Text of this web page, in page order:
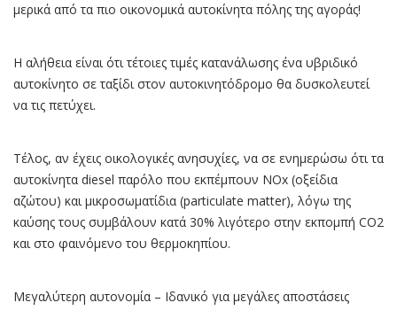
μερικά από τα πιο οικονομικά αυτοκίνητα πόλης της αγοράς!
Η αλήθεια είναι ότι τέτοιες τιμές κατανάλωσης ένα υβριδικό
αυτοκίνητο σε ταξίδι στον αυτοκινητόδρομο θα δυσκολευτεί
να τις πετύχει.
Τέλος, αν έχεις οικολογικές ανησυχίες, να σε ενημερώσω ότι τα
αυτοκίνητα diesel παρόλο που εκπέμπουν NOx (οξείδια
αζώτου) και μικροσωματίδια (particulate matter), λόγω της
καύσης τους συμβάλουν κατά 30% λιγότερο στην εκπομπή CO2
και στο φαινόμενο του θερμοκηπίου.
Μεγαλύτερη αυτονομία – Ιδανικό για μεγάλες αποστάσεις